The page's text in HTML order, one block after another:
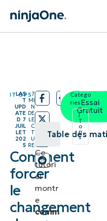
IT OPS
/
LAS
T
UPD
ATE
D 7
JUIL
LET
202
5
/7
MI
N
DE
LE
C
T
U
RE
Comment
forcer
le
changement
Table des
Guide étape
changement
Ce
tutori
el
montr
e
comm
Essai
Gratuit
Catego
ries:
I
T
o
p
s